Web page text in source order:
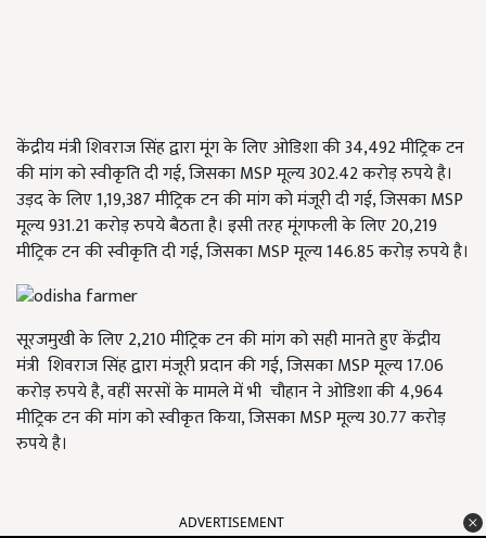
केंद्रीय मंत्री शिवराज सिंह द्वारा मूंग के लिए ओडिशा की 34,492 मीट्रिक टन
की मांग को स्वीकृति दी गई, जिसका MSP मूल्य 302.42 करोड़ रुपये है।
उड़द के लिए 1,19,387 मीट्रिक टन की मांग को मंजूरी दी गई, जिसका MSP
मूल्य 931.21 करोड़ रुपये बैठता है। इसी तरह मूंगफली के लिए 20,219
मीट्रिक टन की स्वीकृति दी गई, जिसका MSP मूल्य 146.85 करोड़ रुपये है।
सूरजमुखी के लिए 2,210 मीट्रिक टन की मांग को सही मानते हुए केंद्रीय
मंत्री शिवराज सिंह द्वारा मंजूरी प्रदान की गई, जिसका MSP मूल्य 17.06
करोड़ रुपये है, वहीं सरसों के मामले में भी चौहान ने ओडिशा की 4,964
मीट्रिक टन की मांग को स्वीकृत किया, जिसका MSP मूल्य 30.77 करोड़
रुपये है।
ADVERTISEMENT